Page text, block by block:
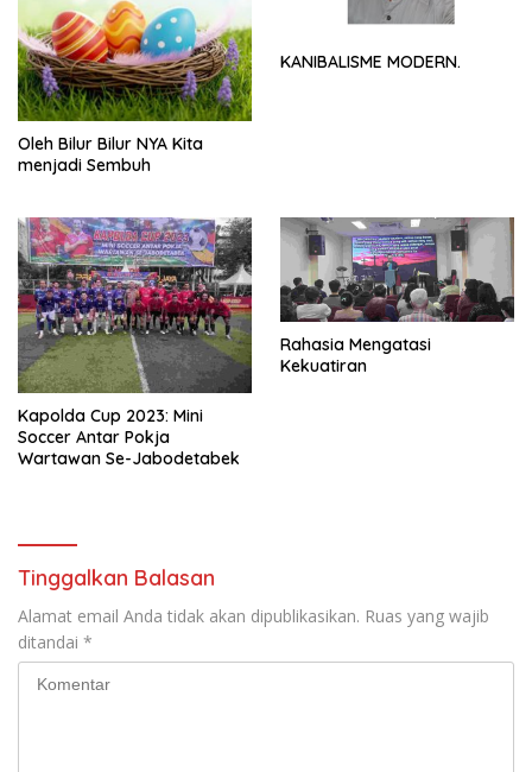
Oleh Bilur Bilur NYA Kita
menjadi Sembuh
KANIBALISME MODERN.
Kapolda Cup 2023: Mini
Soccer Antar Pokja
Wartawan Se-Jabodetabek
Rahasia Mengatasi
Kekuatiran
Tinggalkan Balasan
Alamat email Anda tidak akan dipublikasikan. Ruas yang wajib
ditandai *